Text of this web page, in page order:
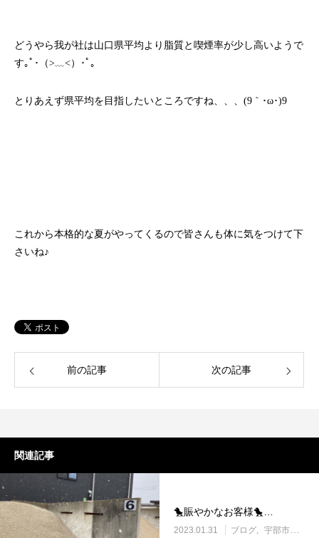
どうやら我が社は山口県平均より脂質と喫煙率が少し高いようで
す｡ﾟ･（>﹏<）･ﾟ｡
とりあえず県平均を目指したいところですね、、、(9｀･ω･)9
これから本格的な夏がやってくるので皆さんも体に気をつけて下
さいね♪
前の記事 次の記事
関連記事
🐤賑やかなお客様🐤…
2023.01.31 ブログ 宇部市働き方改革に取り組む企業